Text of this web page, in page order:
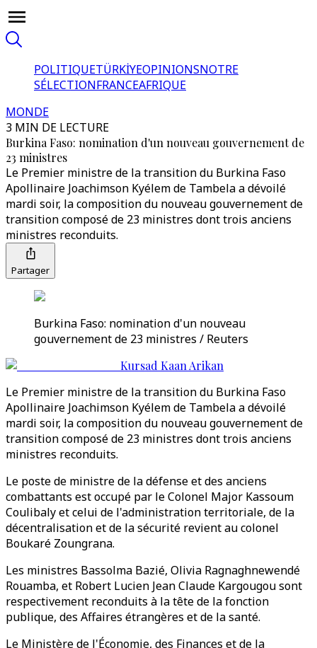
POLITIQUETÜRKİYEOPINIONSNOTRE
SÉLECTIONFRANCEAFRIQUE
MONDE
3 MIN DE LECTURE
Burkina Faso: nomination d'un nouveau gouvernement de
23 ministres
Le Premier ministre de la transition du Burkina Faso
Apollinaire Joachimson Kyélem de Tambela a dévoilé
mardi soir, la composition du nouveau gouvernement de
transition composé de 23 ministres dont trois anciens
ministres reconduits.
Partager
Burkina Faso: nomination d'un nouveau
gouvernement de 23 ministres / Reuters
Kursad Kaan Arikan
Le Premier ministre de la transition du Burkina Faso
Apollinaire Joachimson Kyélem de Tambela a dévoilé
mardi soir, la composition du nouveau gouvernement de
transition composé de 23 ministres dont trois anciens
ministres reconduits.
Le poste de ministre de la défense et des anciens
combattants est occupé par le Colonel Major Kassoum
Coulibaly et celui de l'administration territoriale, de la
décentralisation et de la sécurité revient au colonel
Boukaré Zoungrana.
Les ministres Bassolma Bazié, Olivia Ragnaghnewendé
Rouamba, et Robert Lucien Jean Claude Kargougou sont
respectivement reconduits à la tête de la fonction
publique, des Affaires étrangères et de la santé.
Le Ministère de l'Économie, des Finances et de la